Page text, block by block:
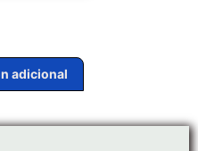
adicional